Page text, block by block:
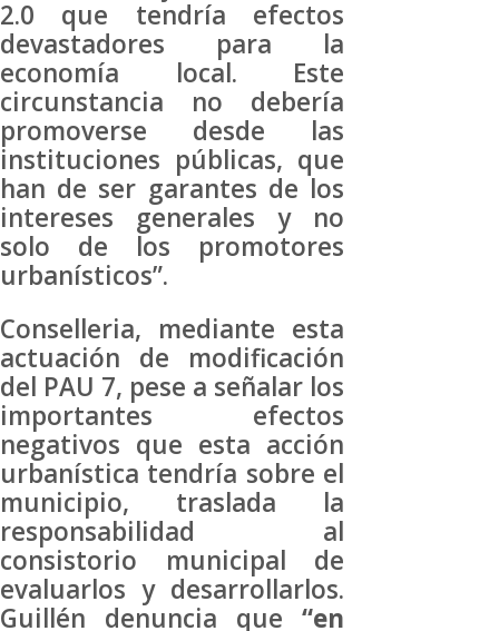
2.0 que tendría efectos
devastadores para la
economía local. Este
circunstancia no debería
promoverse desde las
instituciones públicas, que
han de ser garantes de los
intereses generales y no
solo de los promotores
urbanísticos”.
Conselleria, mediante esta
actuación de modificación
del PAU 7, pese a señalar los
importantes efectos
negativos que esta acción
urbanística tendría sobre el
municipio, traslada la
responsabilidad al
consistorio municipal de
evaluarlos y desarrollarlos.
Guillén denuncia que“en